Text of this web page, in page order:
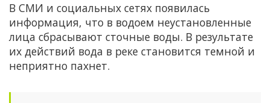
В СМИ и социальных сетях появилась
информация, что в водоем неустановленные
лица сбрасывают сточные воды. В результате
их действий вода в реке становится темной и
неприятно пахнет.